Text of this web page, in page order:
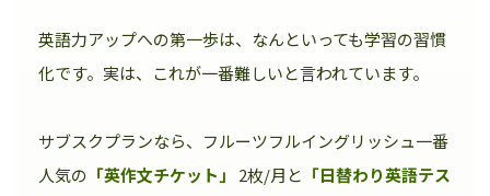
英語力アップへの第一歩は、なんといっても学習の習慣
化です。実は、これが一番難しいと言われています。
サブスクプランなら、フルーツフルイングリッシュ一番
人気の 「英作文チケット」 2枚/月と 「日替わり英語テス